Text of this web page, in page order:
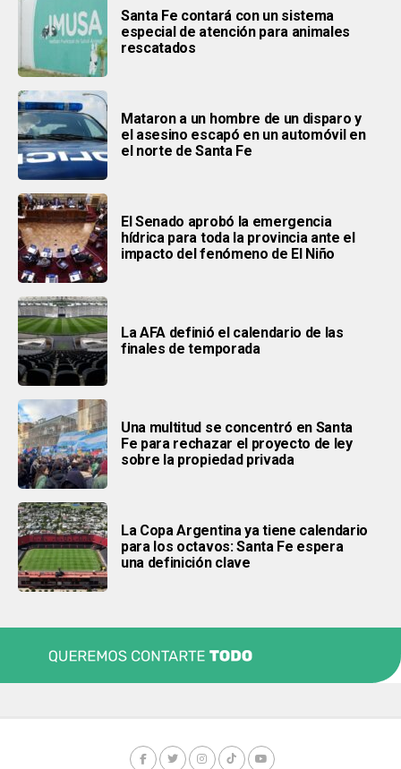
Santa Fe contará con un sistema
especial de atención para animales
rescatados
Mataron a un hombre de un disparo y
el asesino escapó en un automóvil en
el norte de Santa Fe
El Senado aprobó la emergencia
hídrica para toda la provincia ante el
impacto del fenómeno de El Niño
La AFA definió el calendario de las
finales de temporada
Una multitud se concentró en Santa
Fe para rechazar el proyecto de ley
sobre la propiedad privada
La Copa Argentina ya tiene calendario
para los octavos: Santa Fe espera
una definición clave